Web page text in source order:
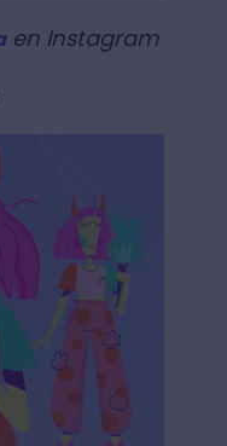
en Instagram